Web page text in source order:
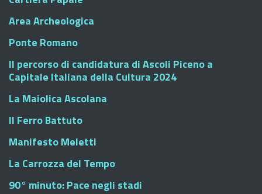
Area Archeologica
Ponte Romano
Il percorso di candidatura di Ascoli Piceno a
Capitale Italiana della Cultura 2024
La Maiolica Ascolana
Il Ferro Battuto
Manifesto Meletti
La Carrozza del Tempo
90° minuto: Pace negli stadi